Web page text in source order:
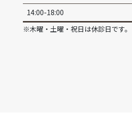
14:00-18:00
※木曜・土曜・祝日は休診日です。